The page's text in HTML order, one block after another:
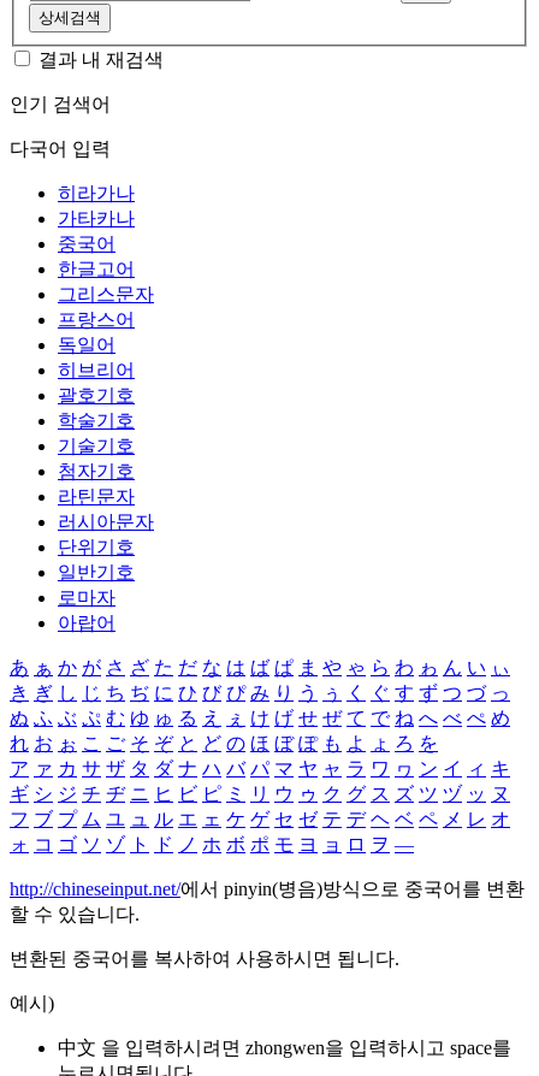
상세검색
결과 내 재검색
인기 검색어
다국어 입력
히라가나
가타카나
중국어
한글고어
그리스문자
프랑스어
독일어
히브리어
괄호기호
학술기호
기술기호
첨자기호
라틴문자
러시아문자
단위기호
일반기호
로마자
아랍어
あ ぁ か が さ ざ た だ な は ば ぱ ま や ゃ ら わ ゎ ん い ぃ
き ぎ し じ ち ぢ に ひ び ぴ み り う ぅ く ぐ す ず つ づ っ
ぬ ふ ぶ ぷ む ゆ ゅ る え ぇ け げ せ ぜ て で ね へ べ ぺ め
れ お ぉ こ ご そ ぞ と ど の ほ ぼ ぽ も よ ょ ろ を
ア ァ カ サ ザ タ ダ ナ ハ バ パ マ ヤ ャ ラ ワ ヮ ン イ ィ キ
ギ シ ジ チ ヂ ニ ヒ ビ ピ ミ リ ウ ゥ ク グ ス ズ ツ ヅ ッ ヌ
フ ブ プ ム ユ ュ ル エ ェ ケ ゲ セ ゼ テ デ ヘ ベ ペ メ レ オ
ォ コ ゴ ソ ゾ ト ド ノ ホ ボ ポ モ ヨ ョ ロ ヲ ―
http://chineseinput.net/에서 pinyin(병음)방식으로 중국어를 변환
할 수 있습니다.
변환된 중국어를 복사하여 사용하시면 됩니다.
예시)
中文 을 입력하시려면 zhongwen을 입력하시고 space를